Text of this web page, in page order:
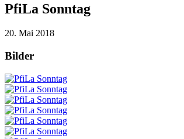
PfiLa Sonntag
20. Mai 2018
Bilder